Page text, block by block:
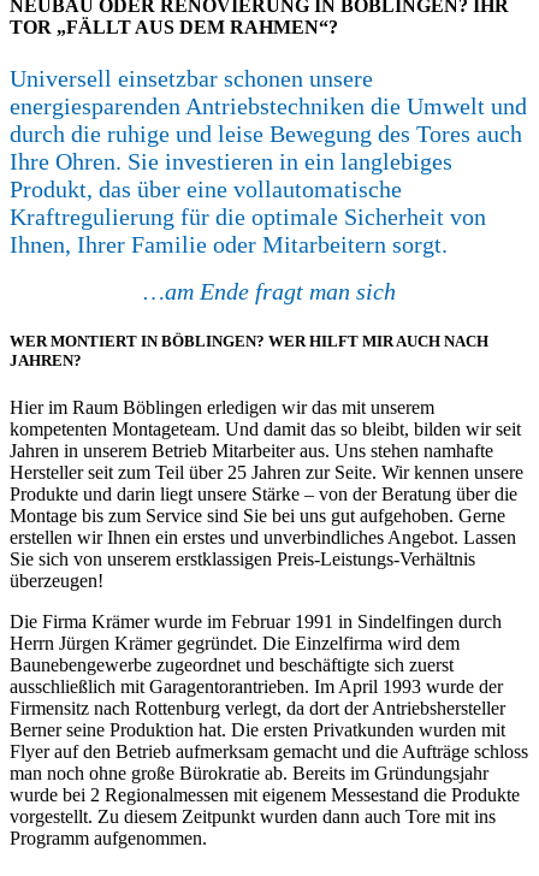
NEUBAU ODER RENOVIERUNG IN BÖBLINGEN? IHR
TOR „FÄLLT AUS DEM RAHMEN“?
Universell einsetzbar schonen unsere
energiesparenden Antriebstechniken die Umwelt und
durch die ruhige und leise Bewegung des Tores auch
Ihre Ohren. Sie investieren in ein langlebiges
Produkt, das über eine vollautomatische
Kraftregulierung für die optimale Sicherheit von
Ihnen, Ihrer Familie oder Mitarbeitern sorgt.
…am Ende fragt man sich
WER MONTIERT IN BÖBLINGEN? WER HILFT MIR AUCH NACH
JAHREN?
Hier im Raum Böblingen erledigen wir das mit unserem
kompetenten Montageteam. Und damit das so bleibt, bilden wir seit
Jahren in unserem Betrieb Mitarbeiter aus. Uns stehen namhafte
Hersteller seit zum Teil über 25 Jahren zur Seite. Wir kennen unsere
Produkte und darin liegt unsere Stärke – von der Beratung über die
Montage bis zum Service sind Sie bei uns gut aufgehoben. Gerne
erstellen wir Ihnen ein erstes und unverbindliches Angebot. Lassen
Sie sich von unserem erstklassigen Preis-Leistungs-Verhältnis
überzeugen!
Die Firma Krämer wurde im Februar 1991 in Sindelfingen durch
Herrn Jürgen Krämer gegründet. Die Einzelfirma wird dem
Baunebengewerbe zugeordnet und beschäftigte sich zuerst
ausschließlich mit Garagentorantrieben. Im April 1993 wurde der
Firmensitz nach Rottenburg verlegt, da dort der Antriebshersteller
Berner seine Produktion hat. Die ersten Privatkunden wurden mit
Flyer auf den Betrieb aufmerksam gemacht und die Aufträge schloss
man noch ohne große Bürokratie ab. Bereits im Gründungsjahr
wurde bei 2 Regionalmessen mit eigenem Messestand die Produkte
vorgestellt. Zu diesem Zeitpunkt wurden dann auch Tore mit ins
Programm aufgenommen.